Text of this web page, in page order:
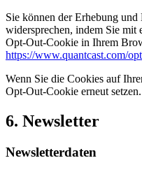
Sie können der Erhebung
widersprechen, indem Sie
Opt-Out-Cookie in Ihrem
https://www.quantcast.com/
Wenn Sie die Cookies auf
Opt-Out-Cookie erneut setzen.
6. Newsletter
Newsletterdaten